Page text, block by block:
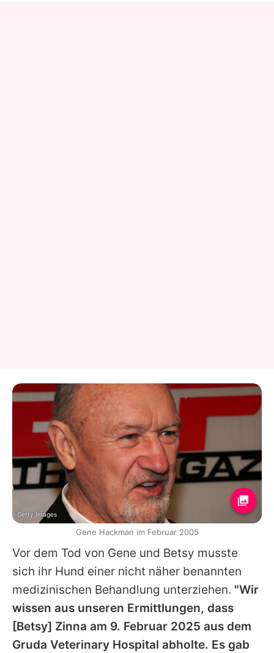
Vor dem Tod von Gene und Betsy musste
sich ihr Hund einer nicht näher benannten
medizinischen Behandlung unterziehen. "Wir
wissen aus unseren Ermittlungen, dass
[Betsy] Zinna am 9. Februar 2025 aus dem
Gruda Veterinary Hospital abholte. Es gab
Getty Images
Gene Hackman im Februar 2005